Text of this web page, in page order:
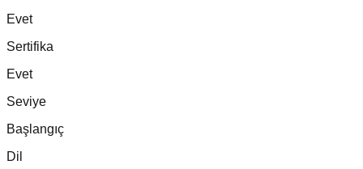
Evet
Sertifika
Evet
Seviye
Başlangıç
Dil